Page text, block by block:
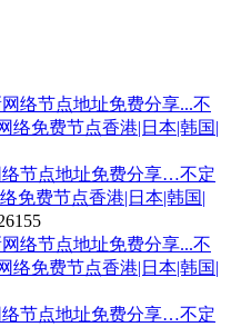
络节点地址免费分享…不定
免费节点香港|日本|韩国|
155
络节点地址免费分享…不定